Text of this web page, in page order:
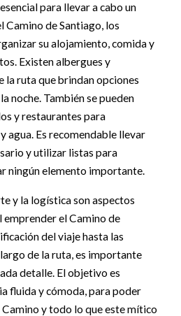
para llevar a cabo un
Camino de Santiago, los
su alojamiento, comida y
Existen albergues y
la ruta que brindan opciones
noche. También se pueden
y restaurantes para
agua. Es recomendable llevar
y utilizar listas para
ningún elemento importante.
y la logística son aspectos
emprender el Camino de
del viaje hasta las
de la ruta, es importante
detalle. El objetivo es
fluida y cómoda, para poder
y todo lo que este mítico